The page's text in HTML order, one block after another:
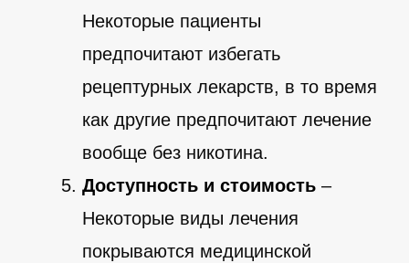
Некоторые пациенты
предпочитают избегать
рецептурных лекарств, в то время
как другие предпочитают лечение
вообще без никотина.
Доступность и стоимость –
Некоторые виды лечения
покрываются медицинской